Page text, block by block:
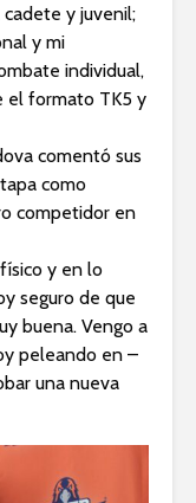
y juvenil;
y mi
individual,
el formato TK5 y
comentó sus
como
competidor en
y en lo
seguro de que
buena. Vengo a
peleando en –
una nueva